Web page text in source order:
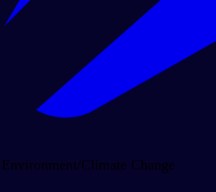
/Climate Change